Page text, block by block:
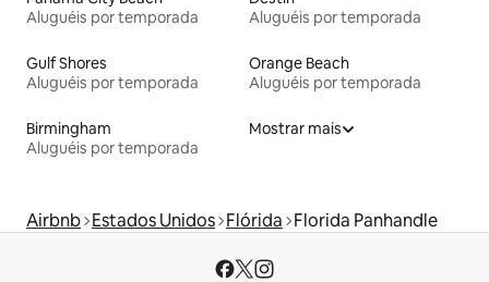
Aluguéis por temporada
Aluguéis por temporada
Gulf Shores
Aluguéis por temporada
Orange Beach
Aluguéis por temporada
Birmingham
Aluguéis por temporada
Mostrar mais
Airbnb Estados Unidos Flórida Florida Panhandle